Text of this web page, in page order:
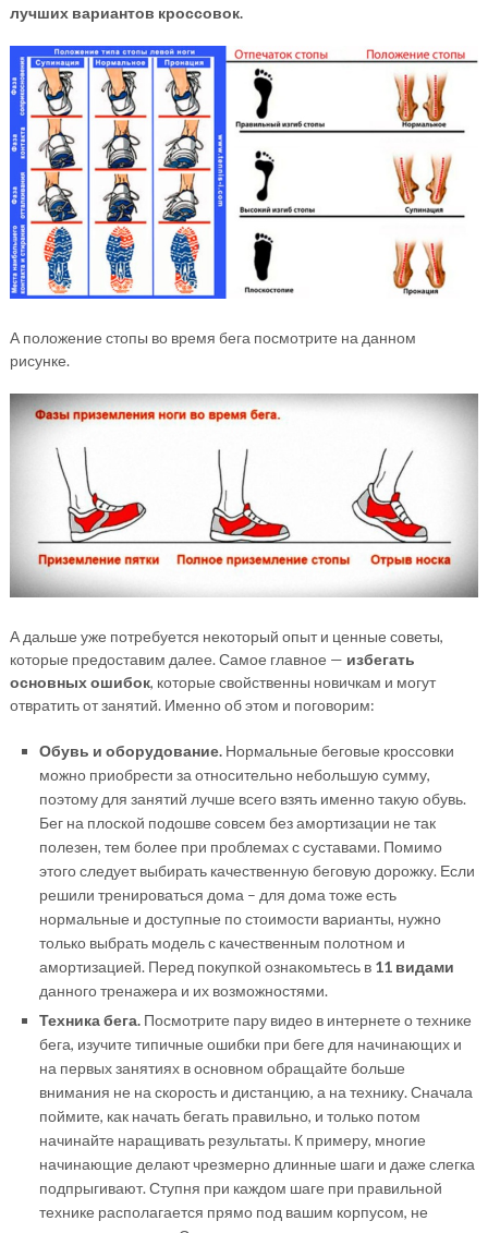
лучших вариантов кроссовок.
А положение стопы во время бега посмотрите на данном
рисунке.
А дальше уже потребуется некоторый опыт и ценные советы,
которые предоставим далее. Самое главное — избегать
основных ошибок, которые свойственны новичкам и могут
отвратить от занятий. Именно об этом и поговорим:
Обувь и оборудование.Нормальные беговые кроссовки
можно приобрести за относительно небольшую сумму,
поэтому для занятий лучше всего взять именно такую обувь.
Бег на плоской подошве совсем без амортизации не так
полезен, тем более при проблемах с суставами. Помимо
этого следует выбирать качественную беговую дорожку. Если
решили тренироваться дома – для дома тоже есть
нормальные и доступные по стоимости варианты, нужно
только выбрать модель с качественным полотном и
амортизацией. Перед покупкой ознакомьтесь в 11 видами
данного тренажера и их возможностями.
Техника бега.Посмотрите пару видео в интернете о технике
бега, изучите типичные ошибки при беге для начинающих и
на первых занятиях в основном обращайте больше
внимания не на скорость и дистанцию, а на технику. Сначала
поймите, как начать бегать правильно, и только потом
начинайте наращивать результаты. К примеру, многие
начинающие делают чрезмерно длинные шаги и даже слегка
подпрыгивают. Ступня при каждом шаге при правильной
технике располагается прямо под вашим корпусом, не